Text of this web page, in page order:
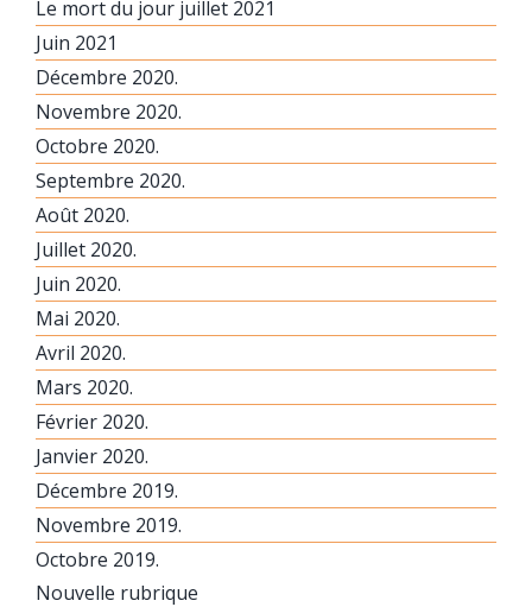
Le mort du jour juillet 2021
Juin 2021
Décembre 2020.
Novembre 2020.
Octobre 2020.
Septembre 2020.
Août 2020.
Juillet 2020.
Juin 2020.
Mai 2020.
Avril 2020.
Mars 2020.
Février 2020.
Janvier 2020.
Décembre 2019.
Novembre 2019.
Octobre 2019.
Nouvelle rubrique